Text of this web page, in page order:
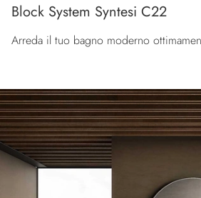
Block System Syntesi C22